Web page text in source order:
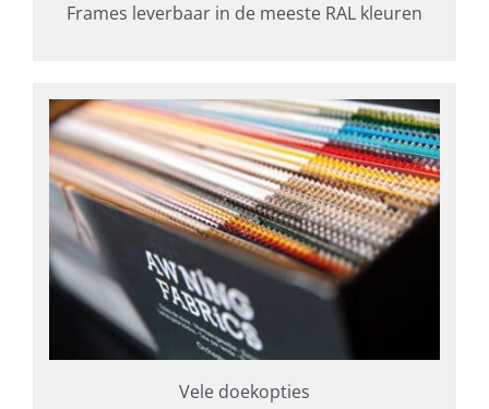
Frames leverbaar in de meeste RAL kleuren
Vele doekopties